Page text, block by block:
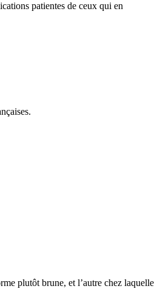
patientes de ceux qui en
plutôt brune, et l’autre chez laquelle